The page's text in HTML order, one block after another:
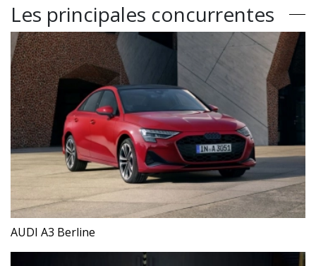
Les principales concurrentes
AUDI A3 Berline